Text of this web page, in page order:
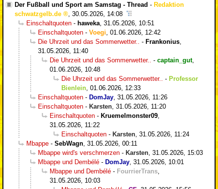
Der Fußball und Sport am Samstag - Thread - Redaktion
schwatzgelb.de
30.05.2026, 14:08
Einschaltquoten - haweka 31.05.2026, 10:51
Einschaltquoten - Voegi 01.06.2026, 12:42
Die Uhrzeit und das Sommerwetter..
- Frankonius
31.05.2026, 11:40
Die Uhrzeit und das Sommerwetter..
- captain_gut,
01.06.2026, 10:48
Die Uhrzeit und das Sommerwetter..
- Professor
Bienlein 01.06.2026, 12:33
Einschaltquoten - DomJay 31.05.2026, 11:26
Einschaltquoten - Karsten 31.05.2026, 11:20
Einschaltquoten - Kruemelmonster09
31.05.2026, 11:22
Einschaltquoten - Karsten 31.05.2026, 11:24
Mbappe - SebWagn 31.05.2026, 00:11
Mbappe wird's verschmerzen - Karsten 31.05.2026, 15:03
Mbappe und Dembélé - DomJay 31.05.2026, 10:01
Mbappe und Dembélé - FourrierTrans
31.05.2026, 10:03